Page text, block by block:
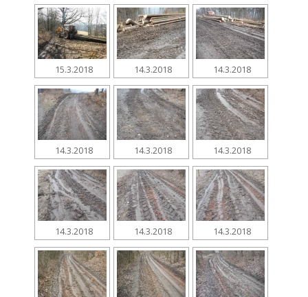
15.3.2018 14.3.2018 14.3.2018
14.3.2018 14.3.2018 14.3.2018
14.3.2018 14.3.2018 14.3.2018